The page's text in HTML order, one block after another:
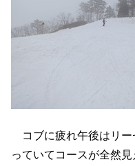
コブに疲れ午後はリー
っていてコースが全然